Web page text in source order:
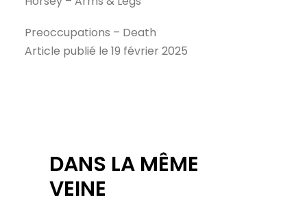
Preoccupations – Death
Article publié le 19 février 2025
DANS LA MÊME
VEINE